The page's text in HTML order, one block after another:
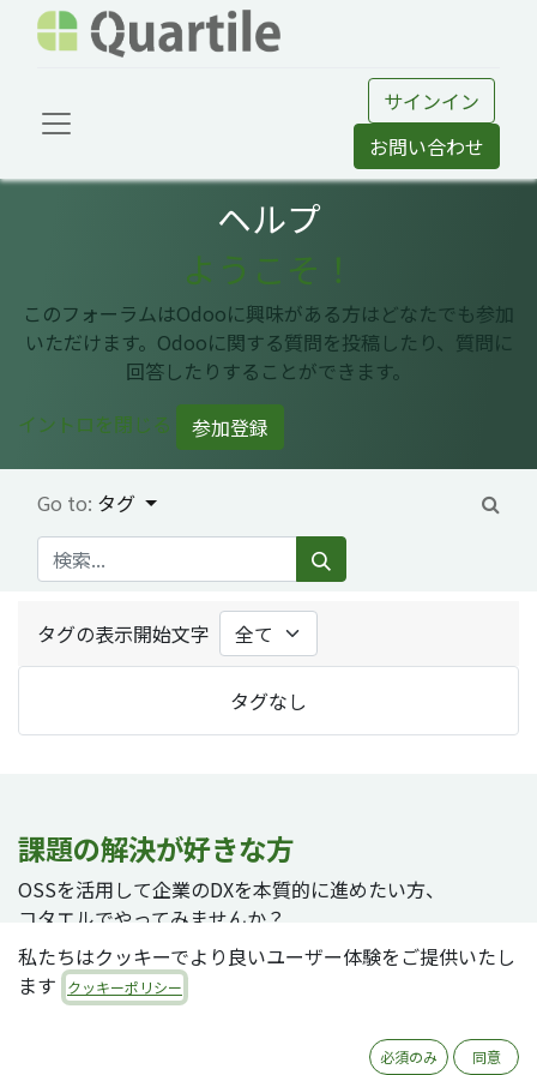
サインイン
お問い合わせ
ヘルプ
ようこそ！
このフォーラムはOdooに興味がある方はどなたでも参加
いただけます。Odooに関する質問を投稿したり、質問に
回答したりすることができます。
イントロを閉じる
参加登録
Go to: タグ
タグの表示開始文字
タグなし
課題の解決が好きな方
OSSを活用して企業のDXを本質的に進めたい方、
コタエルでやってみませんか？
私たちはクッキーでより良いユーザー体験をご提供いたし
ます
クッキーポリシー
必須のみ 同意